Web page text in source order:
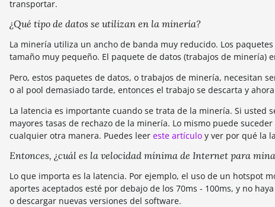
transportar.
¿Qué tipo de datos se utilizan en la minería?
La minería utiliza un ancho de banda muy reducido. Los
tamaño muy pequeño. El paquete de datos (trabajos de minería)
Pero, estos paquetes de datos, o trabajos de minería, necesitan
o al pool demasiado tarde, entonces el trabajo se descarta y
La latencia es importante cuando se trata de la minería. Si
mayores tasas de rechazo de la minería. Lo mismo puede
cualquier otra manera. Puedes leer este artículo y ver por qué la
Entonces, ¿cuál es la velocidad mínima de Internet para
Lo que importa es la latencia. Por ejemplo, el uso de un hotspot
aportes aceptados esté por debajo de los 70ms - 100ms, y no
o descargar nuevas versiones del software.